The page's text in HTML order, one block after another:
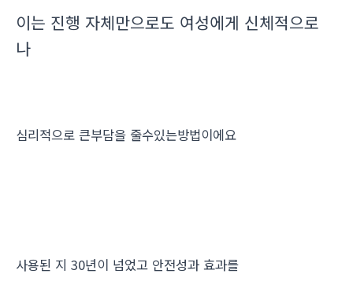
이는 진행 자체만으로도 여성에게 신체적으로
나
심리적으로 큰부담을 줄수있는방법이에요
사용된 지 30년이 넘었고 안전성과 효과를